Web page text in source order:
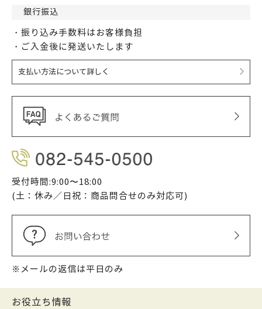
銀行振込
・振り込み手数料はお客様負担
・ご入金後に発送いたします
支払い方法について詳しく
受付時間:9:00〜18:00
(土：休み／日祝：商品問合せのみ対応可)
※メールの返信は平日のみ
お役立ち情報